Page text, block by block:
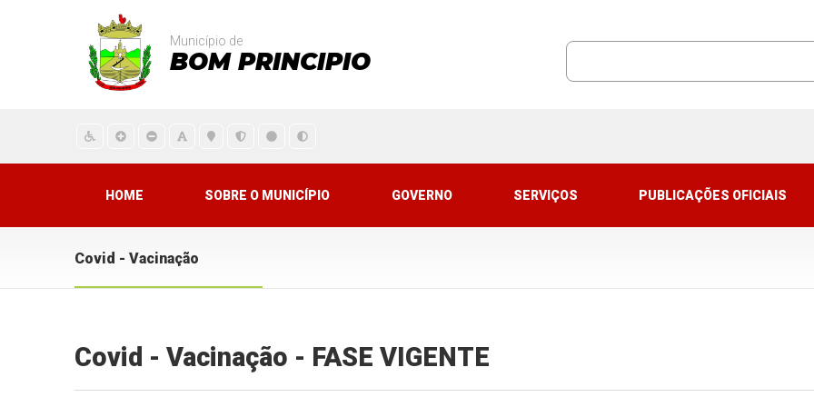
Município de
BOM PRINCIPIO
HOME SOBRE O MUNICÍPIO GOVERNO SERVIÇOS PUBLICAÇÕES OFICIAIS
Covid - Vacinação
Covid - Vacinação - FASE VIGENTE